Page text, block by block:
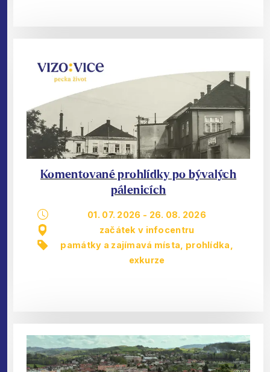
Komentované prohlídky po bývalých
pálenicích
01. 07. 2026 - 26. 08. 2026
začátek v infocentru
památky a zajímavá místa
prohlídka,
exkurze